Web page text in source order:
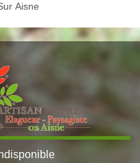
Aisne